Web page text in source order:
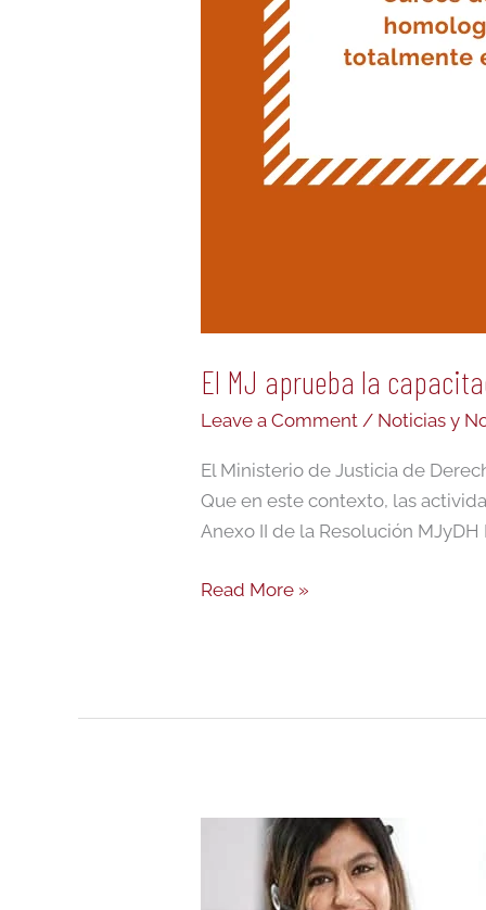
El MJ aprueba la
Leave a Comment / Noticias y
El Ministerio de Justicia de
Que en este contexto, las
Anexo II de la Resolución
Read More »
Defensa